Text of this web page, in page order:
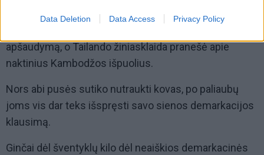
Data Deletion Data Access Privacy Policy
Penktadienį Kambodža apkaltino Tailandą
apšaudymą, o Tailando žiniasklaida pranešė apie
naktinius Kambodžos išpuolius.
Nors abi pusės sutiko nutraukti kovas, po paliaubų
joms vis dar teks išspręsti savo sienos demarkacijos
klausimą.
Ginčai dėl šventyklų kilo dėl neaiškios demarkacinės